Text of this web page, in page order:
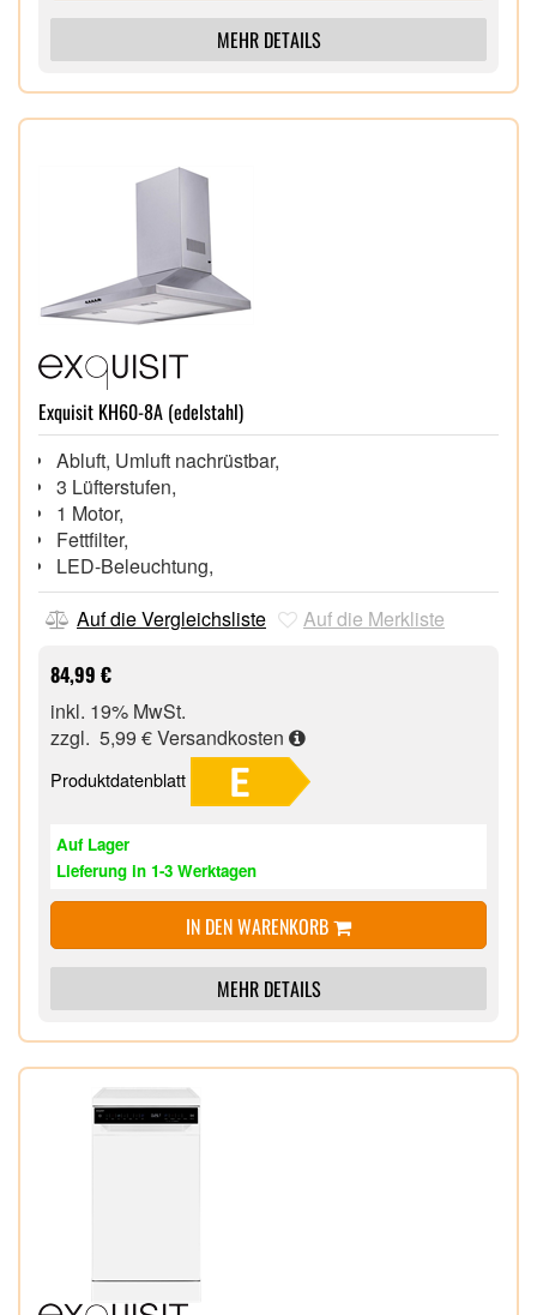
MEHR DETAILS
Exquisit KH60-8A (edelstahl)
Abluft, Umluft nachrüstbar,
3 Lüfterstufen,
1 Motor,
Fettfilter,
LED-Beleuchtung,
Auf die Vergleichsliste
Auf die Merkliste
84,99 €
inkl. 19% MwSt.
zzgl. 5,99 €Versandkosten
Produktdatenblatt
Auf Lager
Lieferung in 1-3 Werktagen
IN DEN WARENKORB
MEHR DETAILS